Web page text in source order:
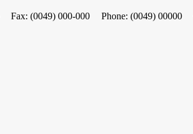
Phone: (0049) 00000
Fax: (0049) 000-000